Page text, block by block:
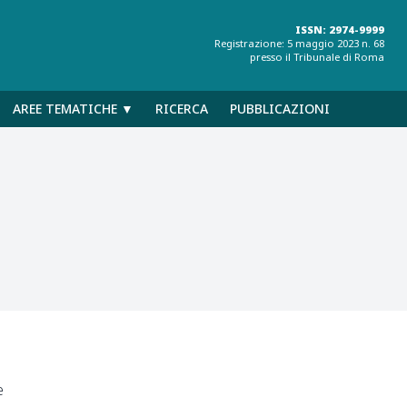
ISSN: 2974-9999
Registrazione: 5 maggio 2023 n. 68
presso il Tribunale di Roma
AREE TEMATICHE ▼ RICERCA PUBBLICAZIONI